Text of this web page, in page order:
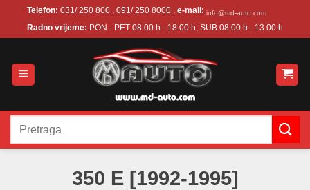
Telefon: 031/ 250 800 , 091/ 250 8000 , e-mail: info@md-auto.com
Radno vrijeme: PON - PET 08:00 h - 18:00 h, SUB 08:00 h - 13:00 h
Pretraži:
350 E [1992-1995]